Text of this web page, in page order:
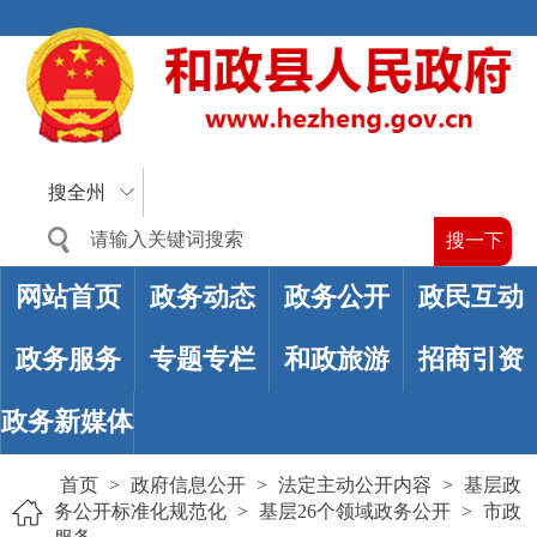
搜全州
网站首页 政务动态 政务公开 政民互动
政务服务 专题专栏 和政旅游 招商引资
政务新媒体
首页 > 政府信息公开 > 法定主动公开内容 > 基层政
务公开标准化规范化 > 基层26个领域政务公开 > 市政